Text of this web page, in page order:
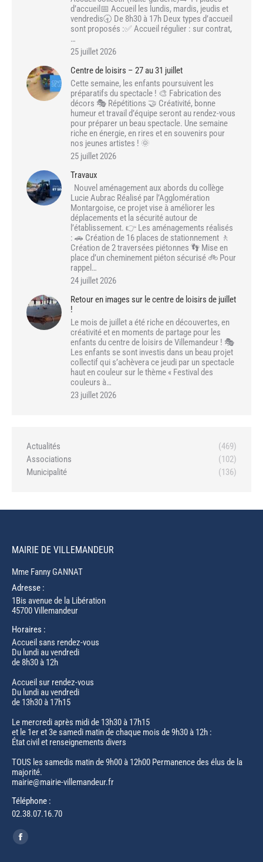
d’accueil📅 Accueil les lundis, mardis, jeudis et
vendredis🕣 De 8h30 à 17h Deux types d’accueil
sont proposés :✅ Accueil régulier : sur contrat,
…
25 juillet 2026
Centre de loisirs – 27 au 31 juillet
Cette semaine, les enfants poursuivent les
préparatifs du spectacle ! 🎨 Fabrication des
décors 🎭 Répétitions 🤝 Créativité, bonne
humeur et travail d’équipe seront au rendez-vous
pour préparer un beau spectacle. Une semaine
riche en énergie, en rires et en souvenirs pour
nos jeunes artistes ! 🌞
25 juillet 2026
Travaux
Nouvel aménagement aux abords du collège
Lucie Aubrac Réalisé par l’Agglomération
Montargoise, ce projet vise à améliorer les
déplacements et la sécurité autour de
l’établissement. 👉 Les aménagements réalisés
: 🚗 Création de 16 places de stationnement 🚶
Création de 2 traversées piétonnes 👣 Mise en
place d’un cheminement piéton sécurisé 🚲 Pour
rappel…
24 juillet 2026
Retour en images sur le centre de loisirs de juillet
!
Le mois de juillet a été riche en découvertes, en
créativité et en moments de partage pour les
enfants du centre de loisirs de Villemandeur ! 🎭
Les enfants se sont investis dans un beau projet
collectif qui s’achèvera ce jeudi par un spectacle
haut en couleur sur le thème « Festival des
couleurs à…
23 juillet 2026
Actualités
(469)
Associations
(102)
Municipalité
(136)
MAIRIE DE VILLEMANDEUR
Mme Fanny GANNAT
Adresse :
1Bis avenue de la Libération
45700 Villemandeur
Horaires :
Accueil sans rendez-vous
Du lundi au vendredi
de 8h30 à 12h
Accueil sur rendez-vous
Du lundi au vendredi
de 13h30 à 17h15
Le mercredi après midi de 13h30 à 17h15
et le 1er et 3e samedi matin de chaque mois de 9h30 à 12h :
État civil et renseignements divers
TOUS les samedis matin de 9h00 à 12h00 Permanence des élus de la
majorité.
mairie@mairie-villemandeur.fr
Téléphone :
02.38.07.16.70
Trouvez nous sur :
Facebook